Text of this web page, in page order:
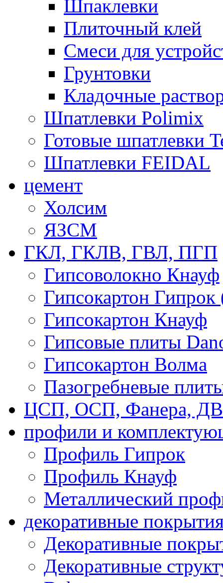
Шпаклевки
Плиточный клей
Смеси для
Грунтовки
Кладочные
Шпатлевки Polimix
Готовые шпатлевки
Шпатлевки FEIDAL
цемент
Холсим
ЯЗCМ
ГКЛ, ГКЛВ, ГВЛ, ПГП
Гипсоволокно Кнауф
Гипсокартон Гипрок
Гипсокартон Кнауф
Гипсовые плиты
Гипсокартон Волма
Пазогребневые
ЦСП, ОСП, Фанера,
профили и
Профиль Гипрок
Профиль Кнауф
Металлический
декоративные
Декоративные
Декоративные